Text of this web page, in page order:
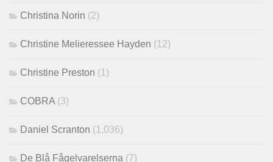
Christina Norin (2)
Christine Melieressee Hayden (12)
Christine Preston (1)
COBRA (3)
Daniel Scranton (1,036)
De Blå Fågelvarelserna (7)